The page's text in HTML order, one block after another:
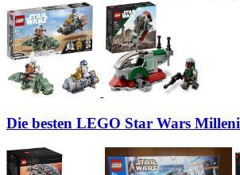
Die besten LEGO Star Wars